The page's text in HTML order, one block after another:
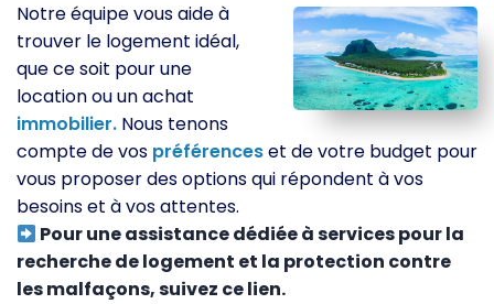
Notre équipe vous aide à
trouver le logement idéal,
que ce soit pour une
location ou un achat
immobilier. Nous tenons
compte de vos préférenceset de votre budget pour
vous proposer des options qui répondent à vos
besoins et à vos attentes.
Pour une assistance dédiée à services pour la
recherche de logement et la protection contre
les malfaçons, suivez ce lien.